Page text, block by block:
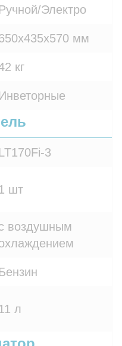
Электро
мм
кг
3
1 шт
воздушным
11 л